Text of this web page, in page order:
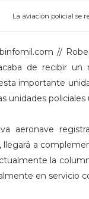
La aviación policial se
//
de recibir
importante
unidades
aeronave
llegará a
la
en servicio